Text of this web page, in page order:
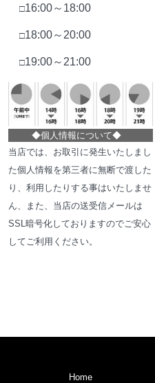
□16:00～18:00
□18:00～20:00
□19:00～21:00
◆個人情報について◆
当店では、お取引に発生いたしまし
た個人情報を第三者に無断で渡した
り、利用したりする事はいたしませ
ん、また、当店の送受信メールは
SSL暗号化しておりますのでご安心
してご利用ください。
Home